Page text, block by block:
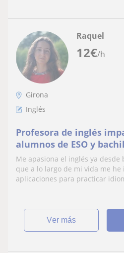
12€/h
Raquel
Girona
Inglés
Profesora de inglés
alumnos de ESO y
Me apasiona el inglés ya
que a lo largo de mi vida me he
aplicaciones para practicar
ver más